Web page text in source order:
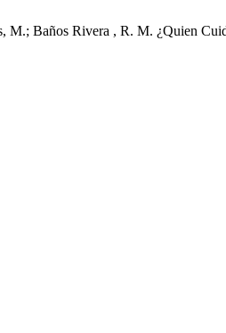
Baños Rivera , R. M. ¿Quien